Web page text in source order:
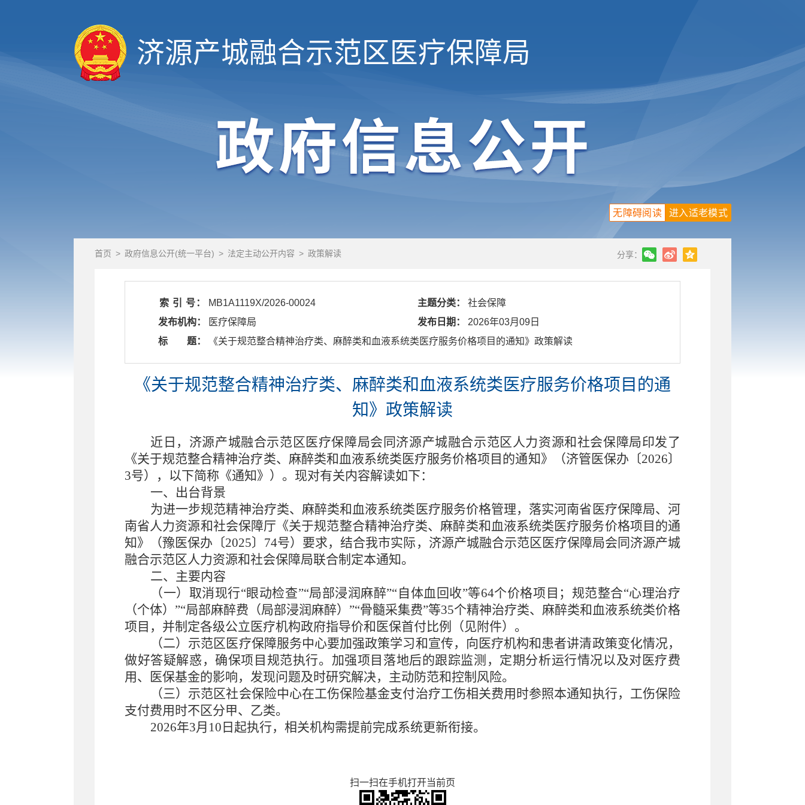
济源产城融合示范区医疗保障局
进入适老模式
无障碍阅读
首页 > 政府信息公开(统一平台) > 法定主动公开内容 > 政策解读 分享：
索 引 号： MB1A1119X/2026-00024 主题分类：
社会保障
发布机构：
医疗保障局 发布日期：
2026年03月09日
标 题：
​ 《关于规范整合精神治疗类、麻醉类和血液系统类医疗服务价格项目的通知》政策解读
《关于规范整合精神治疗类、麻醉类和血液系统类医疗服务价格项目的通
知》政策解读
近日，济源产城融合示范区医疗保障局会同济源产城融合示范区人力资源和社会保障局印发了
《关于规范整合精神治疗类、麻醉类和血液系统类医疗服务价格项目的通知》（济管医保办〔2026〕
3号），以下简称《通知》）。现对有关内容解读如下：
一、出台背景
为进一步规范精神治疗类、麻醉类和血液系统类医疗服务价格管理，落实河南省医疗保障局、河
南省人力资源和社会保障厅《关于规范整合精神治疗类、麻醉类和血液系统类医疗服务价格项目的通
知》（豫医保办〔2025〕74号）要求，结合我市实际，济源产城融合示范区医疗保障局会同济源产城
融合示范区人力资源和社会保障局联合制定本通知。
二、主要内容
（一）取消现行“眼动检查”“局部浸润麻醉”“自体血回收”等64个价格项目；规范整合“心理治疗
（个体）”“局部麻醉费（局部浸润麻醉）”“骨髓采集费”等35个精神治疗类、麻醉类和血液系统类价格
项目，并制定各级公立医疗机构政府指导价和医保首付比例（见附件）。
（二）示范区医疗保障服务中心要加强政策学习和宣传，向医疗机构和患者讲清政策变化情况，
做好答疑解惑，确保项目规范执行。加强项目落地后的跟踪监测，定期分析运行情况以及对医疗费
用、医保基金的影响，发现问题及时研究解决，主动防范和控制风险。
（三）示范区社会保险中心在工伤保险基金支付治疗工伤相关费用时参照本通知执行，工伤保险
支付费用时不区分甲、乙类。
2026年3月10日起执行，相关机构需提前完成系统更新衔接。
扫一扫在手机打开当前页